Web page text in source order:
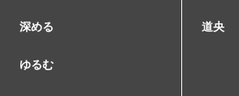
深める
ゆるむ
道央